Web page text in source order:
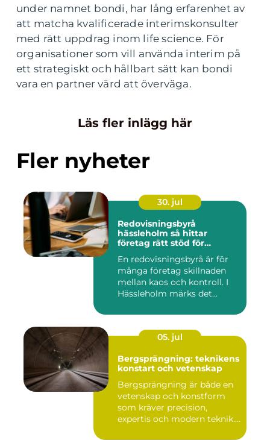
under namnet bondi, har lång erfarenhet av
att matcha kvalificerade interimskonsulter
med rätt uppdrag inom life science. För
organisationer som vill använda interim på
ett strategiskt och hållbart sätt kan bondi
vara en partner värd att överväga.
Läs fler inlägg här
Fler nyheter
30. jul
Redovisningsbyrå
hässleholm så hittar
företag rätt stöd för
En redovisningsbyrå är för
många företag skillnaden
mellan kaos och kontroll. I
Hässleholm märks det...
05. jul
Bergsprängning: teknikens
konstart och vetenskap
Bergsprängning är både en
vetenskap och konstform
som kräver precision,
expertis och modern teknik.